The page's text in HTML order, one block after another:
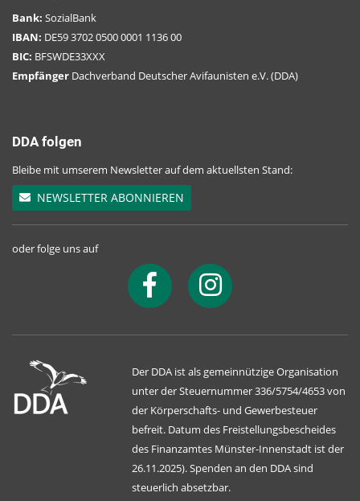
Bank: SozialBank
IBAN: DE59 3702 0500 0001 1136 00
BIC: BFSWDE33XXX
Empfänger Dachverband Deutscher Avifaunisten e.V. (DDA)
DDA folgen
Bleibe mit umserem Newsletter auf dem aktuellsten Stand:
NEWSLETTER ABONNIEREN
oder folge uns auf
Der DDA ist als gemeinnützige Organisation
unter der Steuernummer 336/5754/4653 von
der Körperschafts- und Gewerbesteuer
befreit. Datum des Freistellungsbescheides
des Finanzamtes Münster-Innenstadt ist der
26.11.2025). Spenden an den DDA sind
steuerlich absetzbar.